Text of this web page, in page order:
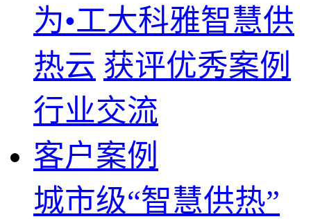
为•工大科雅智慧供
热云 获评优秀案例
行业交流
客户案例
城市级“智慧供热”